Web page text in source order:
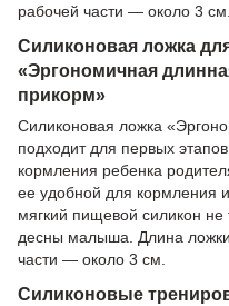
рабочей части — около 3 см.
Силиконовая ложка
«Эргономичная
прикорм»
Силиконовая ложка
подходит для первых
кормления ребенка
ее удобной для кормления
мягкий пищевой силикон не
десны малыша. Длина
части — около 3 см.
Силиконовые